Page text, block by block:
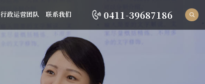
行政运营团队 联系我们 0411-39687186